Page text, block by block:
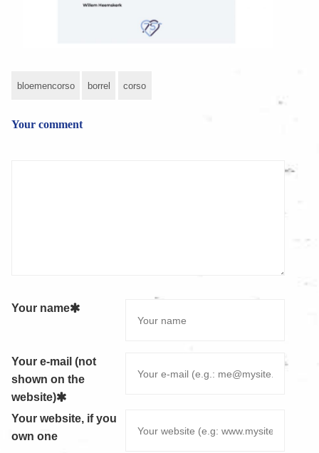
bloemencorso borrel corso
Your comment
Your name
Your e-mail (not
shown on the
website)
Your website, if you
own one